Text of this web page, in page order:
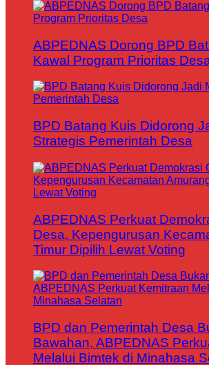
ABPEDNAS Dorong BPD
Kawal Program Prioritas
BPD Batang Kuis Didorong
Strategis Pemerintah Desa
ABPEDNAS Perkuat
Desa, Kepengurusan
Timur Dipilih Lewat Voting
BPD dan Pemerintah Desa
Bawahan, ABPEDNAS
Melalui Bimtek di Minahasa